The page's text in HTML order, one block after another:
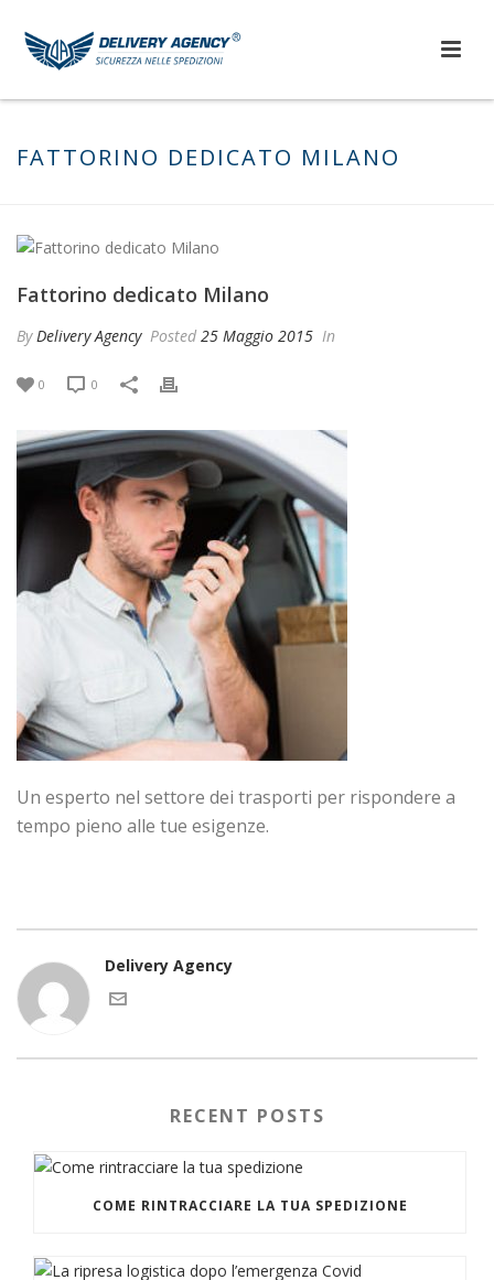
FATTORINO DEDICATO MILANO
Fattorino dedicato Milano
By Delivery Agency Posted 25 Maggio 2015 In
0 0
Un esperto nel settore dei trasporti per rispondere a
tempo pieno alle tue esigenze.
Delivery Agency
RECENT POSTS
COME RINTRACCIARE LA TUA SPEDIZIONE